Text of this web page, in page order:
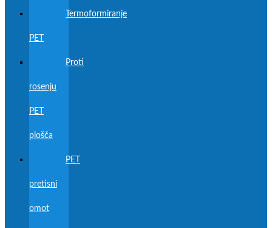
Termoformiranje
PET
Proti
rosenju
PET
plošča
PET
pretisni
omot